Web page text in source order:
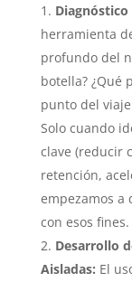
herramienta
profundo del
botella? ¿Qué
punto del
Solo cuando
clave (reducir
retención,
empezamos a
con esos fines.
Desarrollo
Aisladas: El